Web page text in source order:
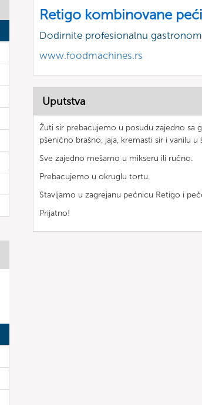
Retigo kombinovane peći
Dodirnite profesionalnu
www.foodmachines.rs
Uputstva
Žuti sir prebacujemo u posudu zajedno sa
pšenično brašno, jaja, kremasti sir i vanilu u
Sve zajedno mešamo u mikseru ili ručno.
Prebacujemo u okruglu tortu.
Stavljamo u zagrejanu pećnicu Retigo i
Prijatno!